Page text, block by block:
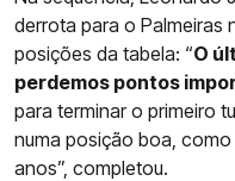
derrota para o Palmeiras
posições da tabela: “O
perdemos pontos
para terminar o primeiro
numa posição boa,
anos”, completou.